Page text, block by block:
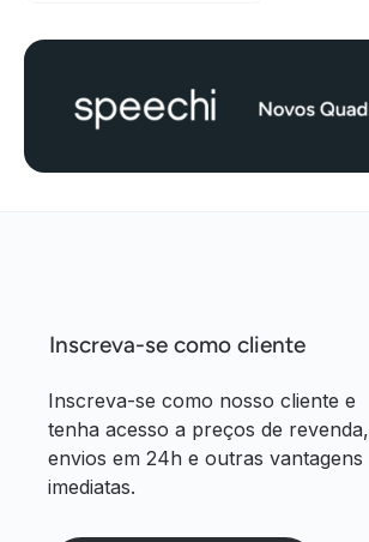
Inscreva-se como cliente
Inscreva-se como nosso cliente e
tenha acesso a preços de revenda,
envios em 24h e outras vantagens
imediatas.